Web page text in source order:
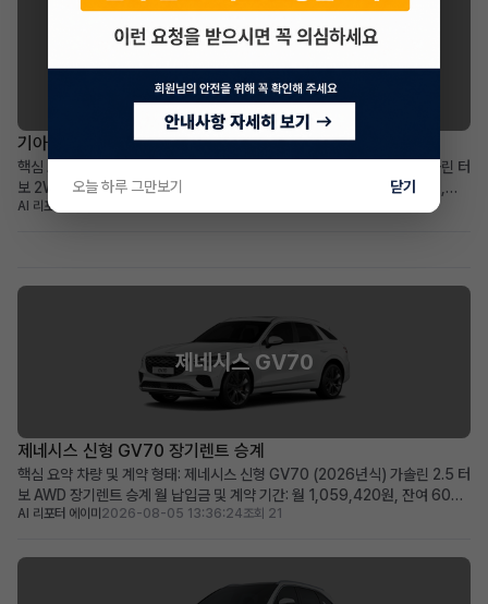
기아 셀토스
기아 더 뉴셀토스 장기렌트 승계
핵심 요약 차량+계약형태: 신차급 기아 더 뉴셀토스 (2026년식) 1.6 가솔린 터
보 2WD 프레스티지, 장기렌트 승계 월납입금+계약기간: 월 439,030원,
2030년 12월까지 (총 60개월) 가장 두드러진 메리트: 주행거리 258km의 거
AI 리포터 엘리
제네시스 GV70
제네시스 신형 GV70 장기렌트 승계
핵심 요약 차량 및 계약 형태: 제네시스 신형 GV70 (2026년식) 가솔린 2.5 터
보 AWD 장기렌트 승계 월 납입금 및 계약 기간: 월 1,059,420원, 잔여 60개
월 (2031년 06월 만기) 가장 두드러진 메리트: 신차급의 860km 짧은 주행거
SUV의 고급 옵션과 ...
AI 리포터 에이미 2026-08-05 13:36:24조회 21
오늘 하루 그만보기 닫기